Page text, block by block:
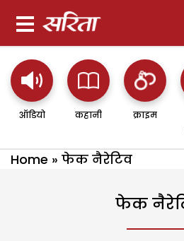
ऑडियो कहानी क्राइम
Home » फेक नैरेटिव
फेक